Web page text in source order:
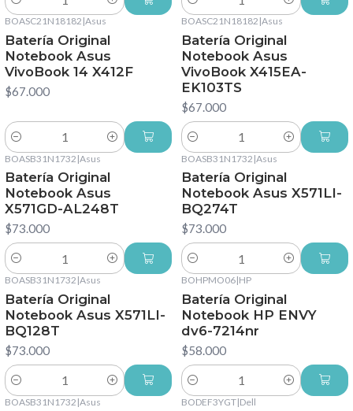
Cantidad Cantidad
BOASC21N18182 |Asus
Batería Original
Notebook Asus
VivoBook 14 X412F
$67.000
Cantidad
BOASC21N18182 |Asus
Batería Original
Notebook Asus
VivoBook X415EA-
EK103TS
$67.000
Cantidad
BOASB31N1732 |Asus
Batería Original
Notebook Asus
X571GD-AL248T
$73.000
Cantidad
BOASB31N1732 |Asus
Batería Original
Notebook Asus X571LI-
BQ274T
$73.000
Cantidad
BOASB31N1732 |Asus
Batería Original
Notebook Asus X571LI-
BQ128T
$73.000
Cantidad
BOHPMO06|HP
Batería Original
Notebook HP ENVY
dv6-7214nr
$58.000
Cantidad
BOASB31N1732 |Asus BODEF3YGT|Dell